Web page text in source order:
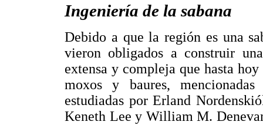
Ingeniería de la sabana
Debido a que la región es una
vieron obligados a construir
extensa y compleja que hasta
moxos y baures,
estudiadas por Erland
Keneth Lee y William M.